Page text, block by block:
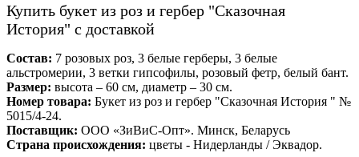
Купить букет из роз и гербер "Сказочная
История" с доставкой
Состав: 7 розовых роз, 3 белые герберы, 3 белые
альстромерии, 3 ветки гипсофилы, розовый фетр, белый бант.
Размер: высота – 60 см, диаметр – 30 см.
Номер товара: Букет из роз и гербер "Cказочная История " №
5015/4-24.
Поставщик: ООО «ЗиВиС-Опт». Минск, Беларусь
Страна происхождения: цветы - Нидерланды / Эквадор.